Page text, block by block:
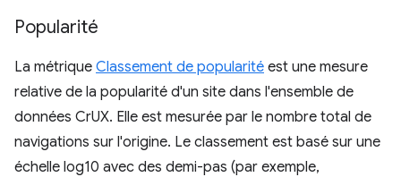
Popularité
La métrique Classement de popularité est une mesure
relative de la popularité d'un site dans l'ensemble de
données CrUX. Elle est mesurée par le nombre total de
navigations sur l'origine. Le classement est basé sur une
échelle log10 avec des demi-pas (par exemple,